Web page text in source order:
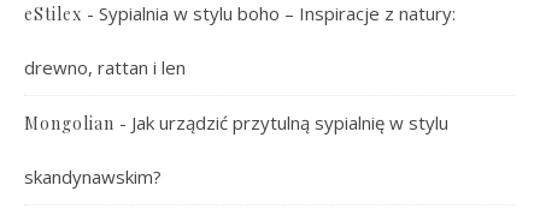
eStilex - Sypialnia w stylu boho – Inspiracje z natury:
drewno, rattan i len
Mongolian - Jak urządzić przytulną sypialnię w stylu
skandynawskim?